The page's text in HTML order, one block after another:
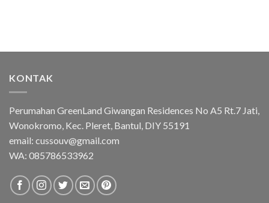
KONTAK
Perumahan GreenLand Giwangan Residences No A5 Rt.7 Jati,
Wonokromo, Kec. Pleret, Bantul, DIY 55191
email: cussouv@gmail.com
WA: 085786533962